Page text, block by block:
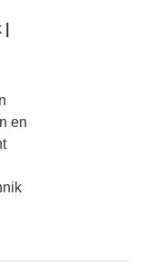
en